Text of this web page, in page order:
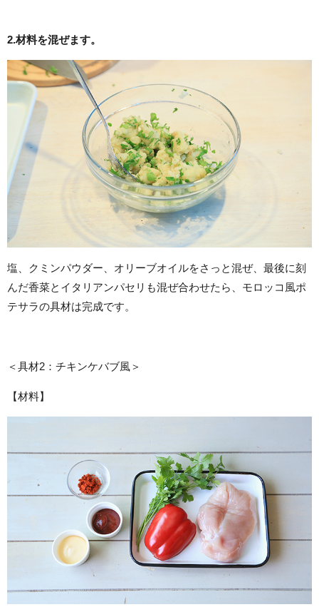
2.材料を混ぜます。
塩、クミンパウダー、オリーブオイルをさっと混ぜ、最後に刻
んだ香菜とイタリアンパセリも混ぜ合わせたら、モロッコ風ポ
テサラの具材は完成です。
＜具材2：チキンケバブ風＞
【材料】